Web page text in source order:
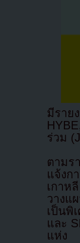
มีราย
ร่วม
ตามร
แจ้งก
เกาห
วางแ
เป็นพิ
และ
แห่ง